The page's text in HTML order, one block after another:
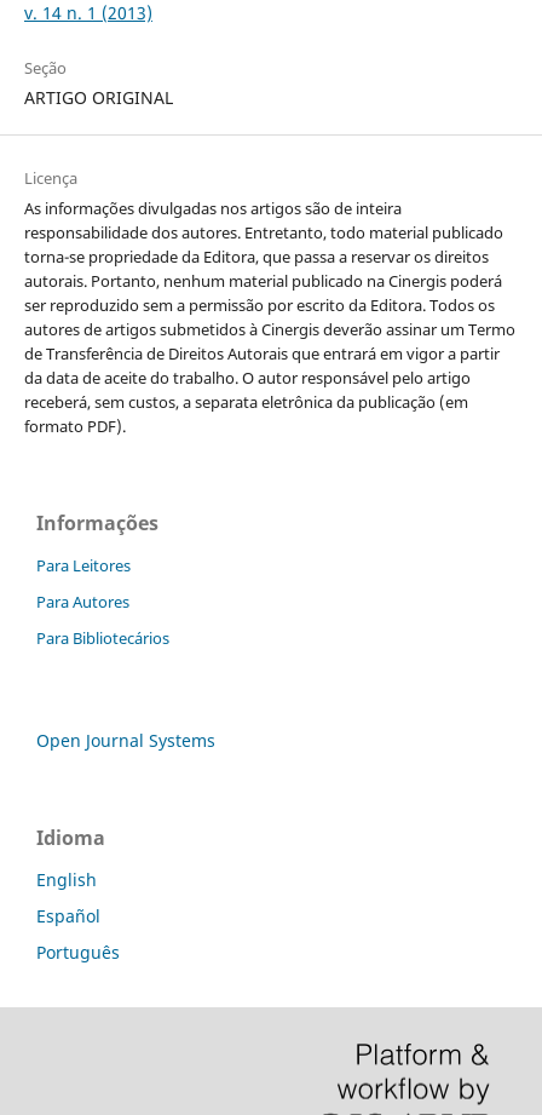
v. 14 n. 1 (2013)
Seção
ARTIGO ORIGINAL
Licença
As informações divulgadas nos artigos são de inteira
responsabilidade dos autores. Entretanto, todo material publicado
torna-se propriedade da Editora, que passa a reservar os direitos
autorais. Portanto, nenhum material publicado na Cinergis poderá
ser reproduzido sem a permissão por escrito da Editora. Todos os
autores de artigos submetidos à Cinergis deverão assinar um Termo
de Transferência de Direitos Autorais que entrará em vigor a partir
da data de aceite do trabalho. O autor responsável pelo artigo
receberá, sem custos, a separata eletrônica da publicação (em
formato PDF).
Informações
Para Leitores
Para Autores
Para Bibliotecários
Open Journal Systems
Idioma
English
Español
Português